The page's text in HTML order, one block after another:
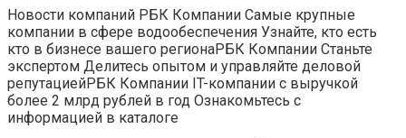
Новости компаний РБК Компании Самые крупные
компании в сфере водообеспечения Узнайте, кто есть
кто в бизнесе вашего регионаРБК Компании Станьте
экспертом Делитесь опытом и управляйте деловой
репутациейРБК Компании IT-компании с выручкой
более 2 млрд рублей в год Ознакомьтесь с
информацией в каталоге